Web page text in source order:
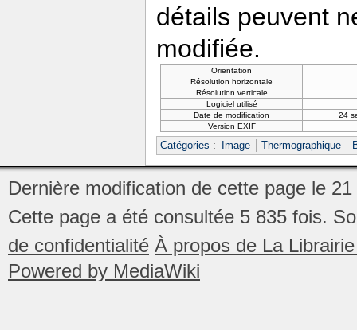
détails peuvent
modifiée.
Orientation
Résolution horizontale
Résolution verticale
Logiciel utilisé
Date de modification
24
Version EXIF
Catégories : Image Thermographique
Dernière modification de cette page le
Cette page a été consultée 5 835 fois.
de confidentialité À propos de La
Powered by MediaWiki